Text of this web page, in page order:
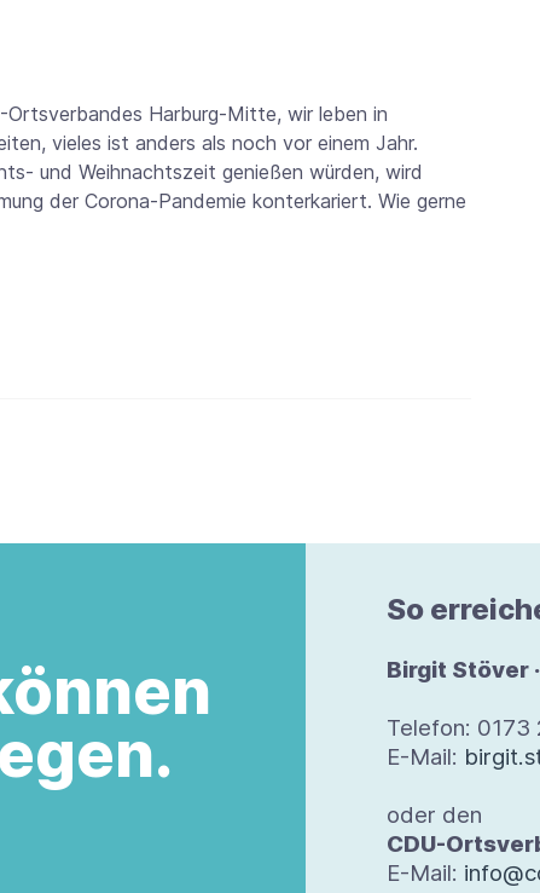
Harburg-Mitte, wir leben in
vieles ist anders als noch vor einem Jahr.
und Weihnachtszeit genießen würden, wird
der Corona-Pandemie konterkariert. Wie gerne
So
Bir­git Stö­ver
Tele­fon: 0173
E-Mail:
oder den
CDU-
E-​Mail: